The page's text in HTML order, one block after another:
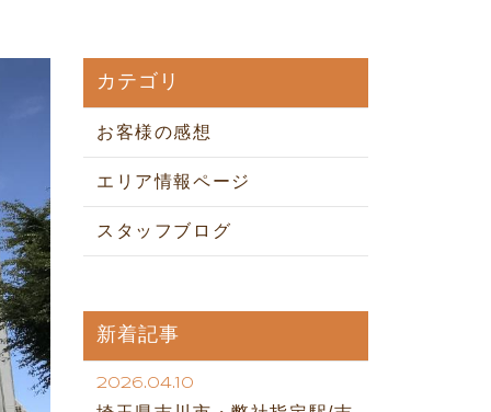
カテゴリ
お客様の感想
エリア情報ページ
スタッフブログ
新着記事
2026.04.10